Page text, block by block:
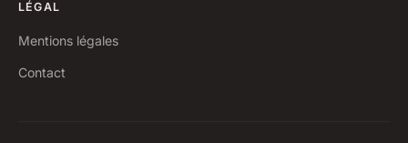
LÉGAL
Mentions légales
Contact